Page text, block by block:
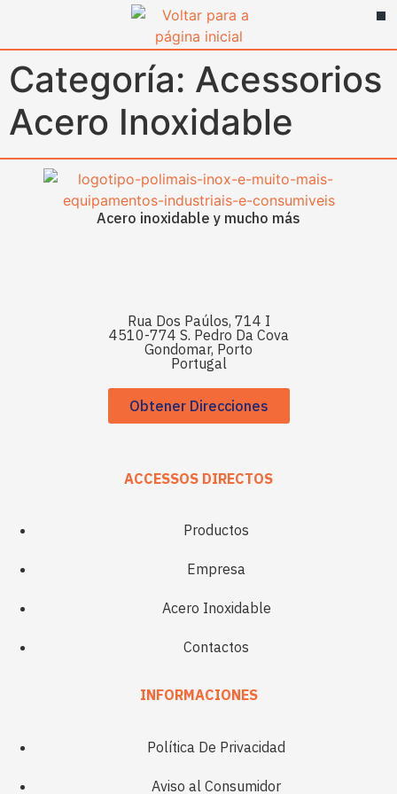
Categoría: Acessorios
Acero Inoxidable
Acero inoxidable y mucho más
Rua Dos Paúlos, 714 I
4510-774 S. Pedro Da Cova
Gondomar, Porto
Portugal
Obtener Direcciones
ACCESSOS DIRECTOS
Productos
Empresa
Acero Inoxidable
Contactos
INFORMACIONES
Política De Privacidad
Aviso al Consumidor